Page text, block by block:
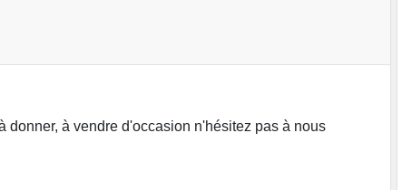
donner, à vendre d'occasion n'hésitez pas à nous